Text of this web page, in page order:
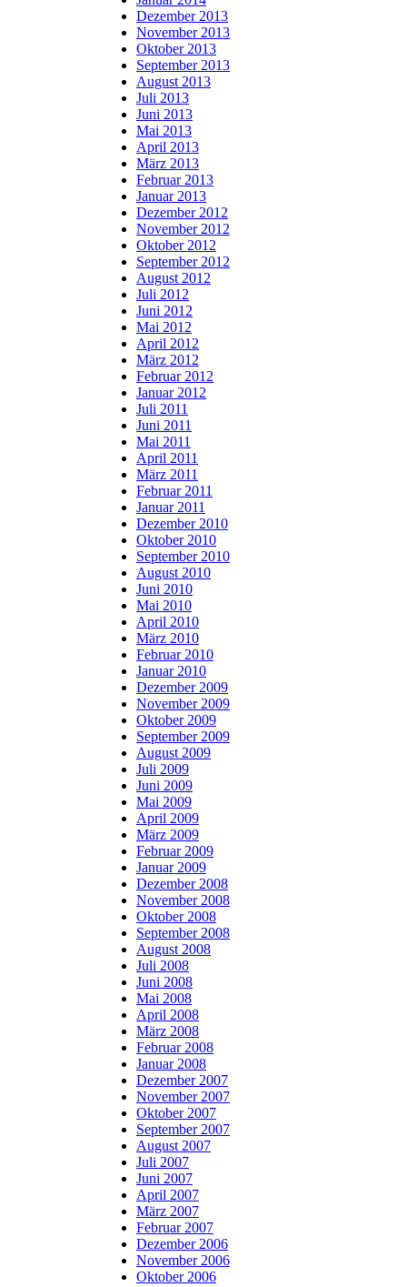
Dezember 2013
November 2013
Oktober 2013
September 2013
August 2013
Juli 2013
Juni 2013
Mai 2013
April 2013
März 2013
Februar 2013
Januar 2013
Dezember 2012
November 2012
Oktober 2012
September 2012
August 2012
Juli 2012
Juni 2012
Mai 2012
April 2012
März 2012
Februar 2012
Januar 2012
Juli 2011
Juni 2011
Mai 2011
April 2011
März 2011
Februar 2011
Januar 2011
Dezember 2010
Oktober 2010
September 2010
August 2010
Juni 2010
Mai 2010
April 2010
März 2010
Februar 2010
Januar 2010
Dezember 2009
November 2009
Oktober 2009
September 2009
August 2009
Juli 2009
Juni 2009
Mai 2009
April 2009
März 2009
Februar 2009
Januar 2009
Dezember 2008
November 2008
Oktober 2008
September 2008
August 2008
Juli 2008
Juni 2008
Mai 2008
April 2008
März 2008
Februar 2008
Januar 2008
Dezember 2007
November 2007
Oktober 2007
September 2007
August 2007
Juli 2007
Juni 2007
April 2007
März 2007
Februar 2007
Dezember 2006
November 2006
Oktober 2006